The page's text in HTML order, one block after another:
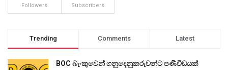
Followers Subscribers
Trending Comments Latest
BOC බැංකුවෙන් ගනුදෙනුකරුවන්ට පණිවිඩයක්